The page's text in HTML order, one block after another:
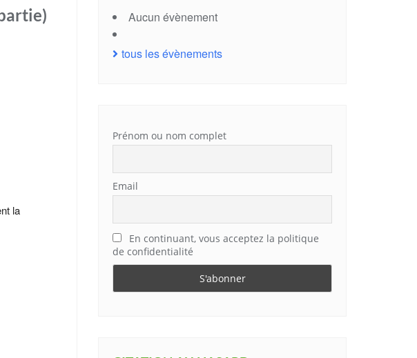
Office 365 Outlook Live
la
Aucun évènement
tous les évènements
Prénom ou nom complet
Email
En continuant, vous acceptez la politique
de confidentialité